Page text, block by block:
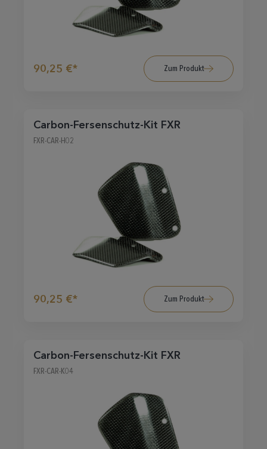
90,25 €* Zum Produkt
Carbon-Fersenschutz-Kit FXR
FXR-CAR-H02
90,25 €* Zum Produkt
Carbon-Fersenschutz-Kit FXR
FXR-CAR-K04